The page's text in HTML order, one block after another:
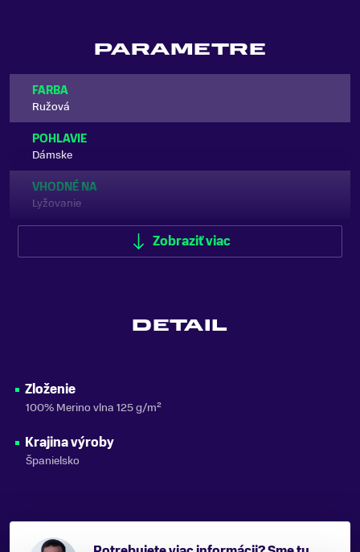
PARAMETRE
FARBA
Ružová
POHLAVIE
Dámske
VHODNÉ NA
Lyžovanie
Zobraziť viac
DETAIL
Zloženie
100% Merino vlna 125 g/m²
Krajina výroby
Španielsko